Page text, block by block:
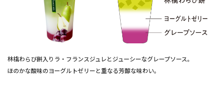
林檎わらび餅入りラ・フランスジュレとジューシーなグレープソース。
ほのかな酸味のヨーグルトゼリーと重なる芳醇な味わい。